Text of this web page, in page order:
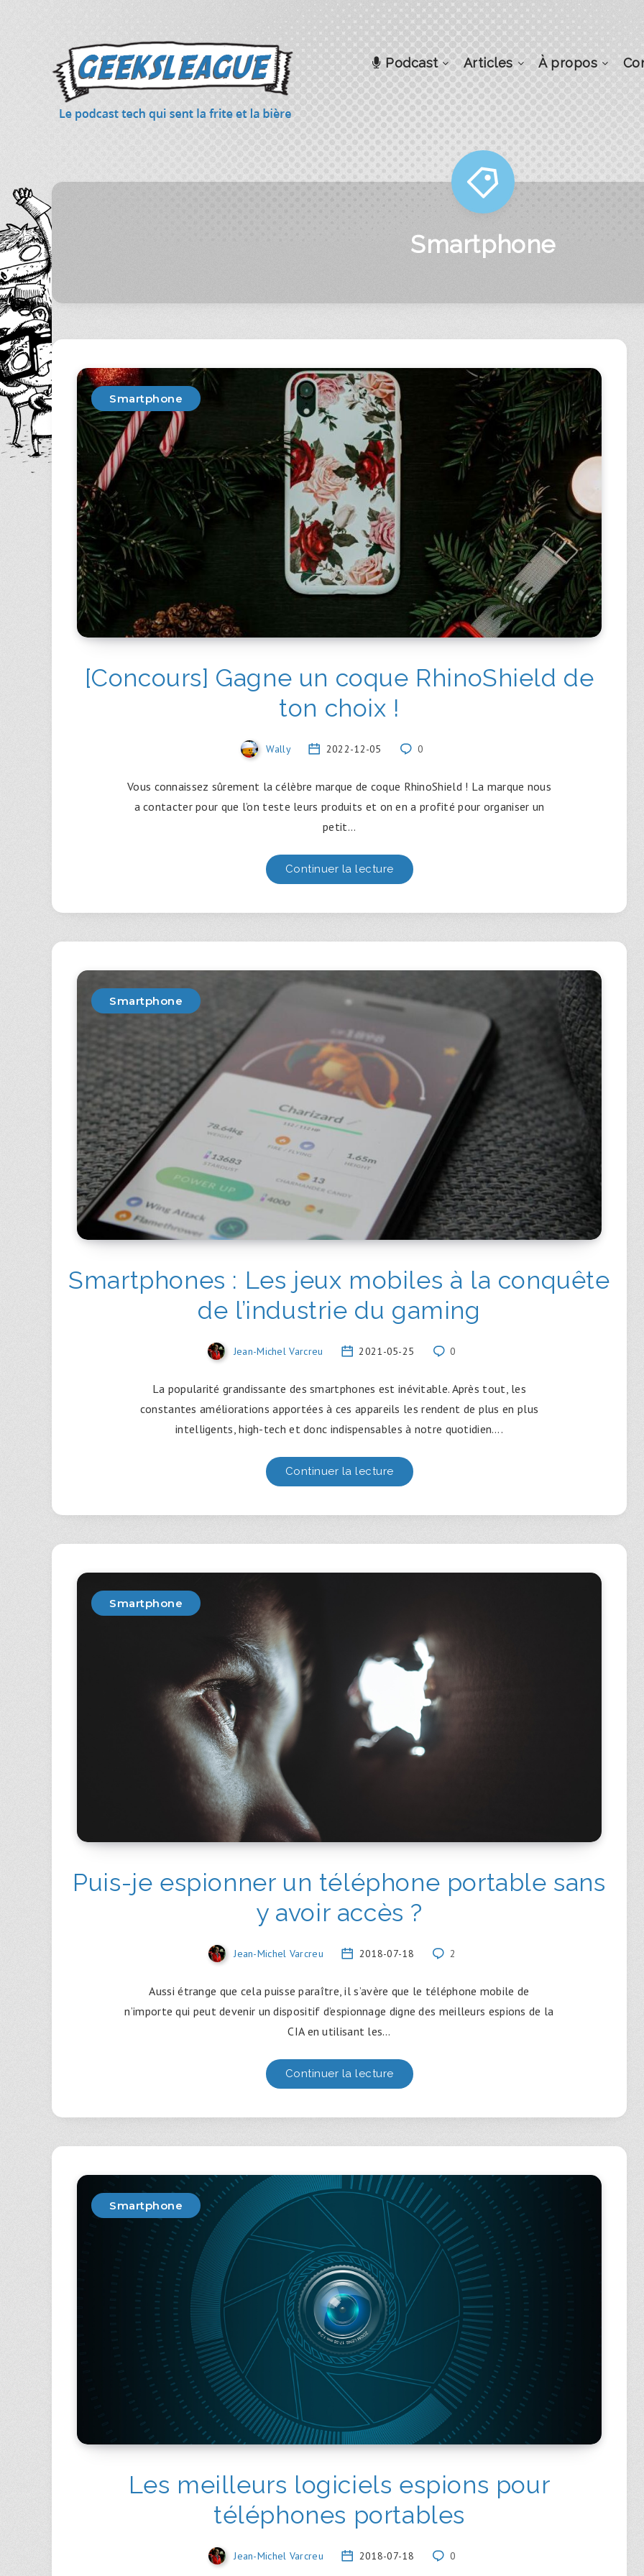
Podcast Articles À propos
Smartphone
Smartphone
[Concours] Gagne un coque RhinoShield de
ton choix !
Wally 2022-12-05 0
Vous connaissez sûrement la célèbre marque de coque RhinoShield ! La marque nous
a contacter pour que l’on teste leurs produits et on en a profité pour organiser un
petit…
Continuer la lecture
Smartphone
Smartphones : Les jeux mobiles à la conquête
de l’industrie du gaming
Jean-Michel Varcreu 2021-05-25 0
La popularité grandissante des smartphones est inévitable. Après tout, les
constantes améliorations apportées à ces appareils les rendent de plus en plus
intelligents, high-tech et donc indispensables à notre quotidien….
Continuer la lecture
Smartphone
Puis-je espionner un téléphone portable sans
y avoir accès ?
Jean-Michel Varcreu 2018-07-18 2
Aussi étrange que cela puisse paraître, il s’avère que le téléphone mobile de
n’importe qui peut devenir un dispositif d’espionnage digne des meilleurs espions de la
CIA en utilisant les…
Continuer la lecture
Smartphone
Les meilleurs logiciels espions pour
téléphones portables
Jean-Michel Varcreu 2018-07-18 0